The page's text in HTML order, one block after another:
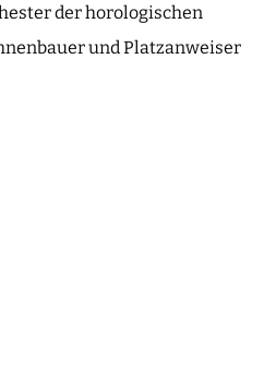
der horologischen
und Platzanweiser